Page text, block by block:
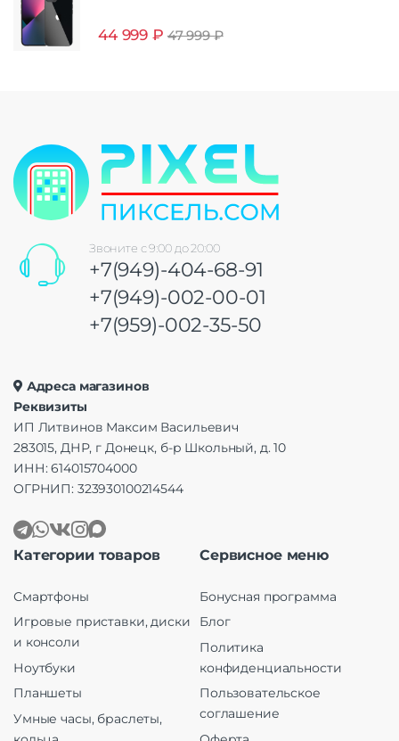
44 999 ₽ 47 999₽
Звоните с 9:00 до 20:00
+7(949)-404-68-91
+7(949)-002-00-01
+7(959)-002-35-50
Адреса магазинов
Реквизиты
ИП Литвинов Максим Васильевич
283015, ДНР, г Донецк, б-р Школьный, д. 10
ИНН: 614015704000
ОГРНИП: 323930100214544
Категории товаров
Смартфоны
Игровые приставки, диски
и консоли
Ноутбуки
Планшеты
Умные часы, браслеты,
Сервисное меню
Бонусная программа
Блог
Политика
конфиденциальности
Пользовательское
соглашение